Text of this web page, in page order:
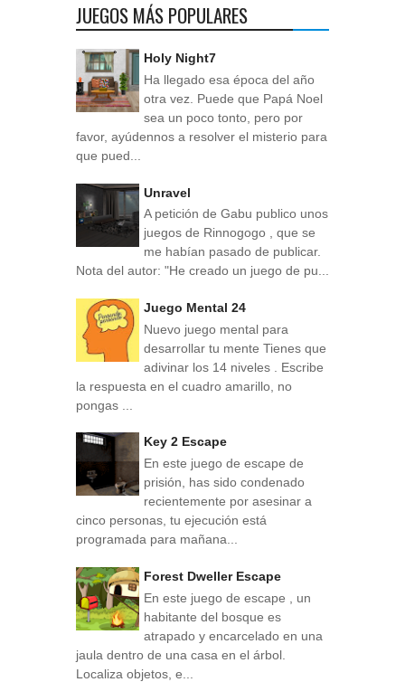
JUEGOS MÁS POPULARES
Holy Night7
Ha llegado esa época del año
otra vez. Puede que Papá Noel
sea un poco tonto, pero por
favor, ayúdennos a resolver el misterio para
que pued...
Unravel
A petición de Gabu publico unos
juegos de Rinnogogo , que se
me habían pasado de publicar.
Nota del autor: "He creado un juego de pu...
Juego Mental 24
Nuevo juego mental para
desarrollar tu mente Tienes que
adivinar los 14 niveles . Escribe
la respuesta en el cuadro amarillo, no
pongas ...
Key 2 Escape
En este juego de escape de
prisión, has sido condenado
recientemente por asesinar a
cinco personas, tu ejecución está
programada para mañana...
Forest Dweller Escape
En este juego de escape , un
habitante del bosque es
atrapado y encarcelado en una
jaula dentro de una casa en el árbol.
Localiza objetos, e...